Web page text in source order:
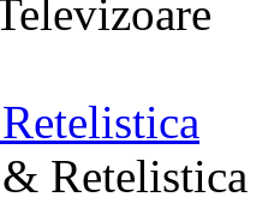
Retelistica